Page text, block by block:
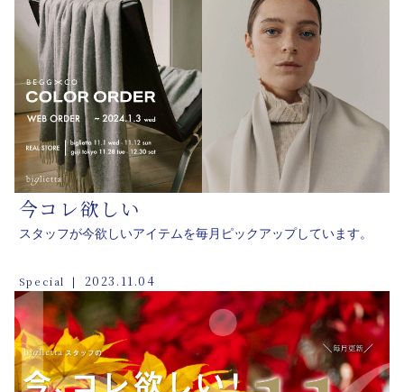
今コレ欲しい
スタッフが今欲しいアイテムを毎月ピックアップしています。
Special 2023.11.04